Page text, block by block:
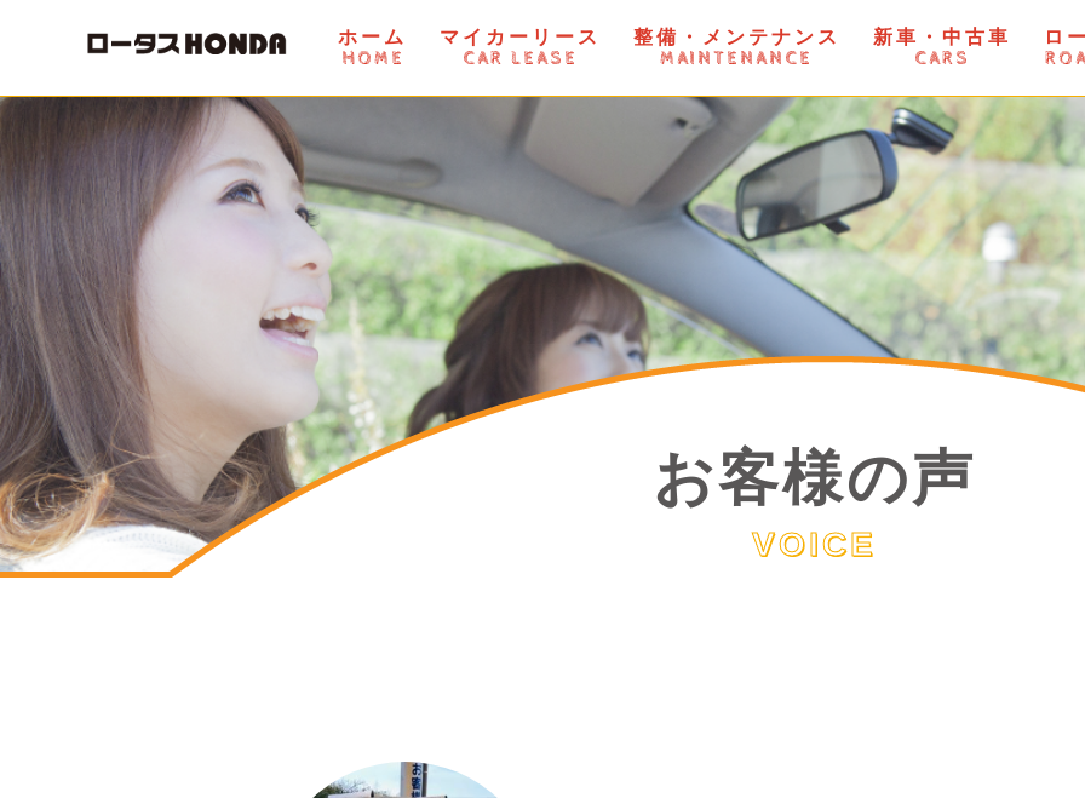
ホーム
HOME
マイカーリース
CAR LEASE
整備・メンテナンス
MAINTENANCE
新車・中古車
CARS
ロ
お客様の声
VOICE